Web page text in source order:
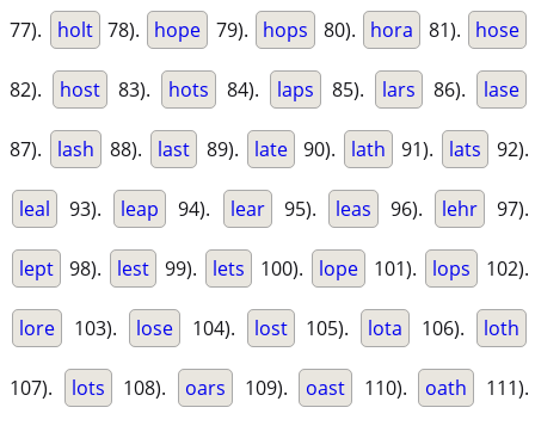
77). holt 78). hope 79). hops 80). hora 81). hose
82). host 83). hots 84). laps 85). lars 86). lase
87). lash 88). last 89). late 90). lath 91). lats 92).
leal 93). leap 94). lear 95). leas 96). lehr 97).
lept 98). lest 99). lets 100). lope 101). lops 102).
lore 103). lose 104). lost 105). lota 106). loth
107). lots 108). oars 109). oast 110). oath 111).